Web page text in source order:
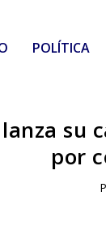
POLÍTICA
lanza
por